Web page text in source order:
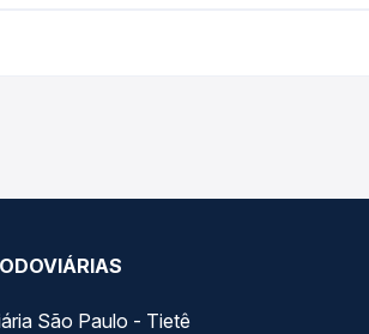
oferta para o seu roteiro.
São Paulo - Tietê